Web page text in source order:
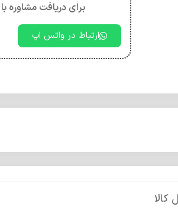
برای دریافت مشاوره
ارتباط در واتس اپ